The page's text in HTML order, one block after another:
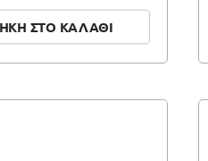
ΣΤΟ ΚΑΛΑΘΙ